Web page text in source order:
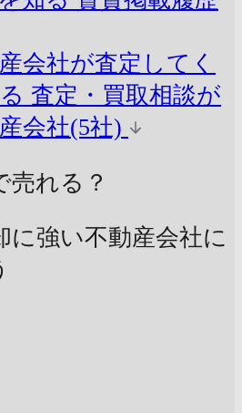
会社が査定してく
査定・買取相談が
会社(5社)
売れる？
に強い不動産会社に